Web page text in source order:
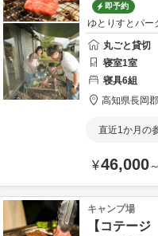
即予約
ゆとりすとパー
丸ごと貸切
寝室1室
寝具6組
高知県長岡郡
直近1か月の
¥46,000～
キャンプ場
【コテー